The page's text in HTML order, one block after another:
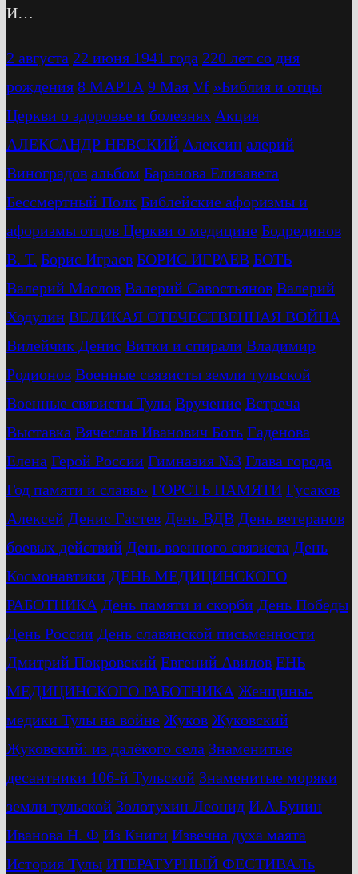
И…
2 августа 22 июня 1941 года 220 лет со дня
рождения 8 МАРТА 9 Мая Vf »Библия и отцы
Церкви о здоровье и болезнях Акция
АЛЕКСАНДР НЕВСКИЙ Алексин алерий
Виноградов альбом Баранова Елизавета
Бессмертный Полк Библейские афоризмы и
афоризмы отцов Церкви о медицине Бодрединов
В. Т. Бориc Играев БОРИС ИГРАЕВ БОТЬ
Валерий Маслов Валерий Савостьянов Валерий
Ходулин ВЕЛИКАЯ ОТЕЧЕСТВЕННАЯ ВОЙНА
Вилейчик Денис Витки и спирали Владимир
Родионов Военные связисты земли тульской
Военные связисты Тулы Вручение Встреча
Выставка Вячеслав Иванович Боть Гаденова
Елена Герой России Гимназия №3 Глава города
Год памяти и славы» ГОРСТЬ ПАМЯТИ Гусаков
Алексей Денис Гастев День ВДВ День ветеранов
боевых действий День военного связиста День
Космонавтики ДЕНЬ МЕДИЦИНСКОГО
РАБОТНИКА День памяти и скорби День Победы
День России День славянской письменности
Дмитрий Покровский Евгений Авилов ЕНЬ
МЕДИЦИНСКОГО РАБОТНИКА Женщины-
медики Тулы на войне Жуков Жуковский
Жуковский: из далёкого села Знаменитые
десантники 106-й Тульской Знаменитые моряки
земли тульской Золотухин Леонид И.А.Бунин
Иванова Н. Ф Из Книги Извечна духа маята
История Тулы ИТЕРАТУРНЫЙ ФЕСТИВАЛь